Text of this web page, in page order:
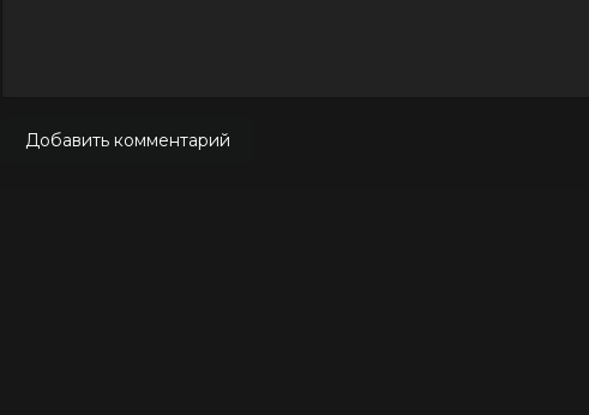
Добавить комментарий